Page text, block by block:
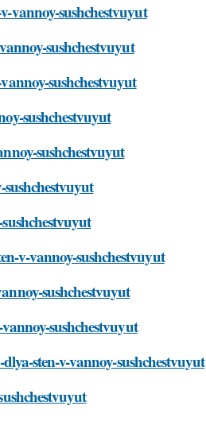
vannoy-sushchestvuyut
sushchestvuyut
sushchestvuyut
sushchestvuyut
sushchestvuyut
v-vannoy-sushchestvuyut
sushchestvuyut
sushchestvuyut
sten-v-vannoy-sushchestvuyut